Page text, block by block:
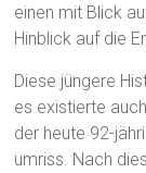
einen mit Blick
Hinblick auf die
Diese jüngere
es existierte
der heute 92-
umriss. Nach